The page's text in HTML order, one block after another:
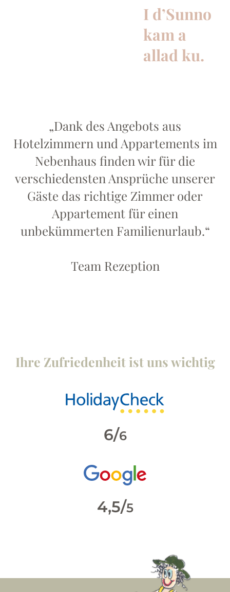
I d’Sunno
kam a
allad ku.
„Dank des Angebots aus
Hotelzimmern und Appartements im
Nebenhaus finden wir für die
verschiedensten Ansprüche unserer
Gäste das richtige Zimmer oder
Appartement für einen
unbekümmerten Familienurlaub.“
Team Rezeption
Ihre Zufriedenheit ist uns wichtig
6/6
4,5/5